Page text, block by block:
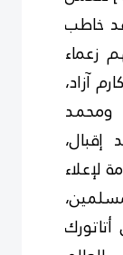
خاطب
زعماء
آزاد،
ومحمد
لإعلاء